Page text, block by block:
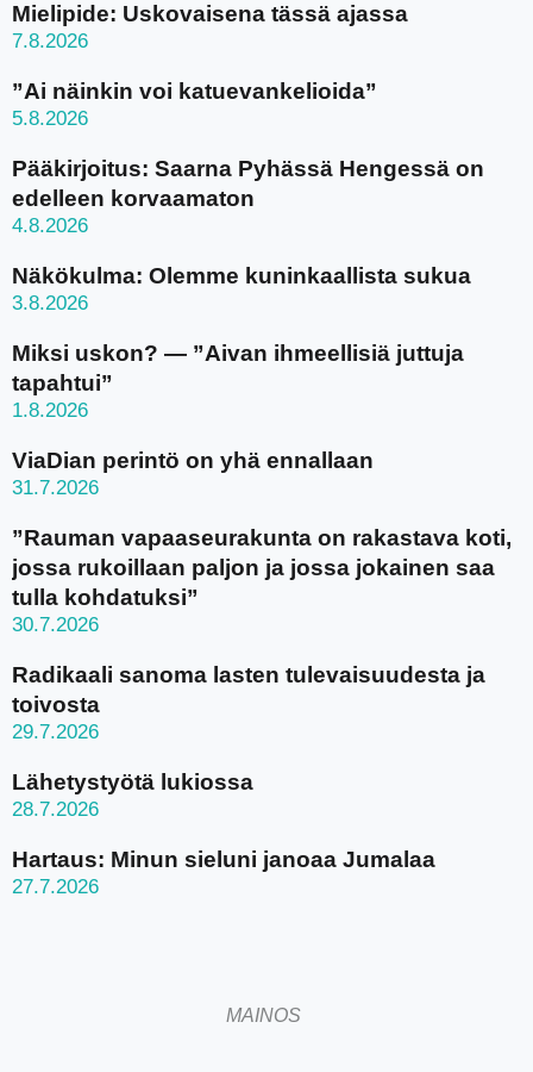
Mielipide: Uskovaisena tässä ajassa
7.8.2026
”Ai näinkin voi katuevankelioida”
5.8.2026
Pääkirjoitus: Saarna Pyhässä Hengessä on
edelleen korvaamaton
4.8.2026
Näkökulma: Olemme kuninkaallista sukua
3.8.2026
Miksi uskon? — ”Aivan ihmeellisiä juttuja
tapahtui”
1.8.2026
ViaDian perintö on yhä ennallaan
31.7.2026
”Rauman vapaaseurakunta on rakastava koti,
jossa rukoillaan paljon ja jossa jokainen saa
tulla kohdatuksi”
30.7.2026
Radikaali sanoma lasten tulevaisuudesta ja
toivosta
29.7.2026
Lähetystyötä lukiossa
28.7.2026
Hartaus: Minun sieluni janoaa Jumalaa
27.7.2026
MAINOS